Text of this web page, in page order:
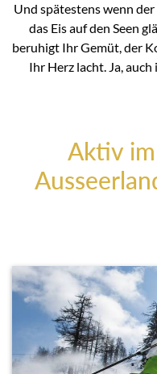
Und spätestens wenn
das Eis auf den Seen
beruhigt Ihr Gemüt, der
Ihr Herz lacht. Ja,
Aktiv